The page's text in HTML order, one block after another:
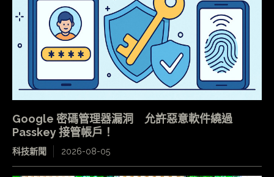
Google 密碼管理器漏洞 允許惡意軟件繞過
Passkey 接管帳戶！
科技新聞 2026-08-05